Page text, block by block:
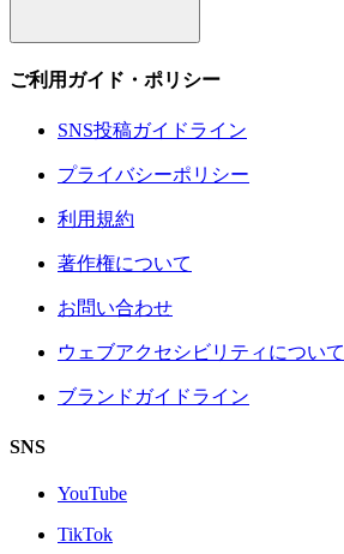
ご利用ガイド・ポリシー
SNS投稿ガイドライン
プライバシーポリシー
利用規約
著作権について
お問い合わせ
ウェブアクセシビリティについて
ブランドガイドライン
SNS
YouTube
TikTok